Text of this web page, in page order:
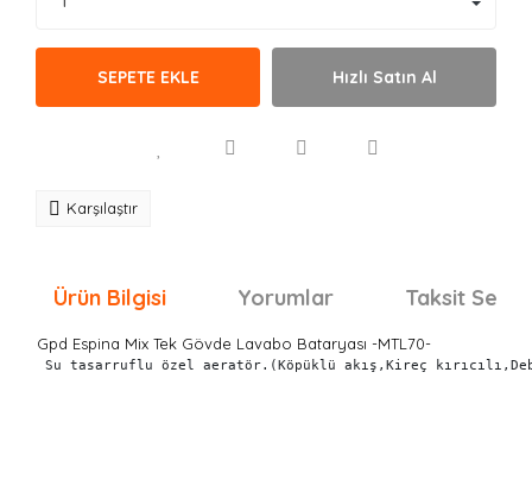
SEPETE EKLE Hızlı Satın Al
Karşılaştır
Ürün Bilgisi Yorumlar Taksit
Gpd Espina Mix Tek Gövde Lavabo Bataryası -MTL70-
Su tasarruflu özel aeratör.(Köpüklü akış,Kireç